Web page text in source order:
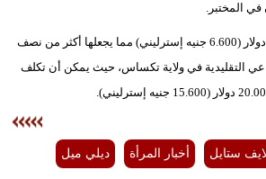
المختبر.
وتتكلف العملية نحو 8500 دولار (6.600 جنيه إسترليني) مما يجعلها أكثر من نصف
التقليدية في ولاية تكساس، حيث يمكن أن تكلف
لايف ستايل أخبار المرأة ديلي ميل